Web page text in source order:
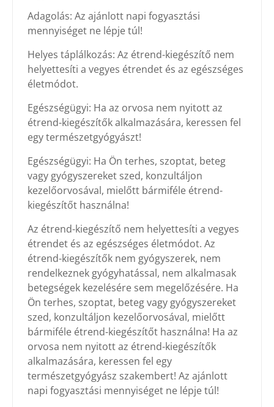
Adagolás: Az ajánlott napi fogyasztási
mennyiséget ne lépje túl!
Helyes táplálkozás: Az étrend-kiegészítő nem
helyettesíti a vegyes étrendet és az egészséges
életmódot.
Egészségügyi: Ha az orvosa nem nyitott az
étrend-kiegészítők alkalmazására, keressen fel
egy természetgyógyászt!
Egészségügyi: Ha Ön terhes, szoptat, beteg
vagy gyógyszereket szed, konzultáljon
kezelőorvosával, mielőtt bármiféle étrend-
kiegészítőt használna!
Az étrend-kiegészítő nem helyettesíti a vegyes
étrendet és az egészséges életmódot. Az
étrend-kiegészítők nem gyógyszerek, nem
rendelkeznek gyógyhatással, nem alkalmasak
betegségek kezelésére sem megelőzésére. Ha
Ön terhes, szoptat, beteg vagy gyógyszereket
szed, konzultáljon kezelőorvosával, mielőtt
bármiféle étrend-kiegészítőt használna! Ha az
orvosa nem nyitott az étrend-kiegészítők
alkalmazására, keressen fel egy
természetgyógyász szakembert! Az ajánlott
napi fogyasztási mennyiséget ne lépje túl!